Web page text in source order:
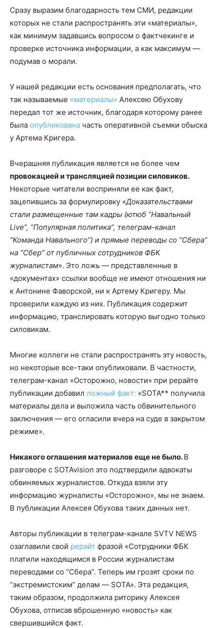
Сразу выразим благодарность тем СМИ, редакции
которых не стали распространять эти «материалы»,
как минимум задавшись вопросом о фактчекинге и
проверке источника информации, а как максимум —
подумав о морали.
У нашей редакции есть основания предполагать, что
так называемые «материалы» Алексею Обухову
передал тот же источник, благодаря которому ранее
была опубликована часть оперативной съемки обыска
у Артема Кригера.
Вчерашняя публикация является не более чем
провокацией и трансляцией позиции силовиков.
Некоторые читатели восприняли ее как факт,
зацепившись за формулировку «Доказательствами
стали размещенные там кадры (ютюб “Навальный
Live”, “Популярная политика”, телеграм-канал
“Команда Навального”) и прямые переводы со “Сбера”
на “Сбер” от публичных сотрудников ФБК
журналистам». Это ложь — представленные в
«документах» ссылки вообще не имеют отношения ни
к Антонине Фаворской, ни к Артему Кригеру. Мы
проверили каждую из них. Публикация содержит
информацию, транслировать которую выгодно только
силовикам.
Многие коллеги не стали распространять эту новость,
но некоторые все-таки опубликовали. В частности,
телеграм-канал «Осторожно, новости» при рерайте
публикации добавил ложный факт: «SOTA** получила
материалы дела и выложила часть обвинительного
заключения — его огласили вчера на суде в закрытом
режиме».
Никакого оглашения материалов еще не было.В
разговоре с SOTAvision это подтвердили адвокаты
обвиняемых журналистов. Откуда взяли эту
информацию журналисты «Осторожно», мы не знаем.
В публикации Алексея Обухова таких данных нет.
Авторы публикации в телеграм-канале SVTV NEWS
озаглавили свой рерайт фразой «Сотрудники ФБК
платили находящимся в России журналистам
переводами со “Сбера”. Теперь им грозят сроки по
“экстремистским” делам — SOTA». Эта редакция,
таким образом, продолжила риторику Алексея
Обухова, отписав вброшенную «новость» как
свершившийся факт.